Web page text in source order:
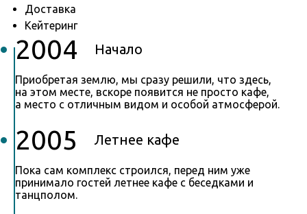
Доставка
Кейтеринг
2004 Начало
Приобретая землю, мы сразу решили, что здесь,
на этом месте, вскоре появится не просто кафе,
а место с отличным видом и особой атмосферой.
2005 Летнее кафе
Пока сам комплекс строился, перед ним уже
принимало гостей летнее кафе с беседками и
танцполом.